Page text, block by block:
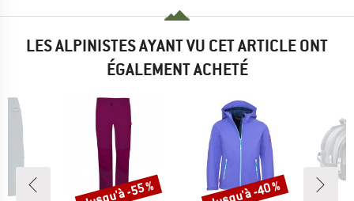
LES ALPINISTES AYANT VU CET ARTICLE ONT
ÉGALEMENT ACHETÉ
Remise Remise